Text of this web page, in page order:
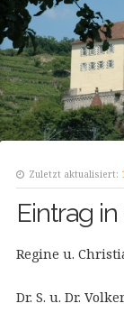
Zuletzt aktualisiert:
Eintrag
Regine u.
Dr. S. u. Dr.